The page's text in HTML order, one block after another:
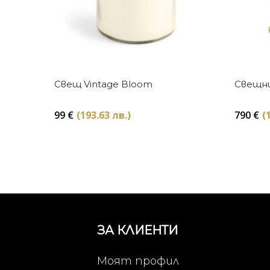
Купи
Свещ Vintage Bloom
99 € (193.63 лв.) 790 €
ЗА КЛИЕНТИ
Моят профил